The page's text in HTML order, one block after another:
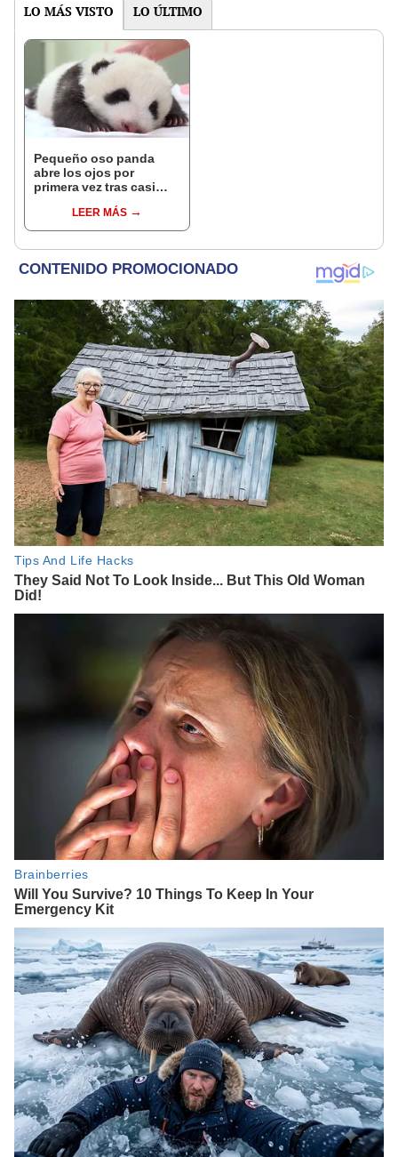
LO MÁS VISTO LO ÚLTIMO
Pequeño oso panda
abre los ojos por
primera vez tras casi
nacido [VIDEO]
LEER MÁS